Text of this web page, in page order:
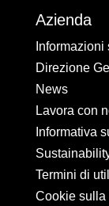
Azienda
Direzione
News
Lavora con
Informativa
Termini di
Cookie sulla